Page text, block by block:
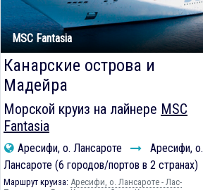
MSC Fantasia
Канарские острова и
Мадейра
Морской круиз на лайнере MSC
Fantasia
Аресифи, о. Лансароте
Аресифи, о.
Лансароте (6 городов/портов в 2 странах)
Маршрут круиза: Аресифи, о. Лансароте - Лас-